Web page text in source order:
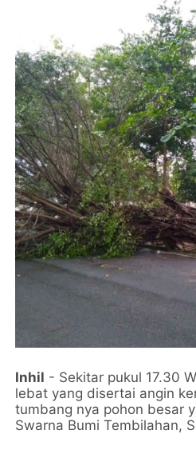
Inhil - Sekitar pukul 17.30
lebat yang disertai angin
tumbang nya pohon besar
Swarna Bumi Tembilahan,